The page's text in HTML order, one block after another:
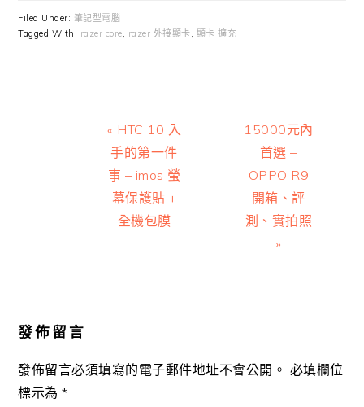
Filed Under: 筆記型電腦
Tagged With: razer core, razer 外接顯卡, 顯卡 擴充
Previous
Post:
« HTC 10 入
手的第一件
事 – imos 螢
幕保護貼 +
全機包膜
Next
Post:
15000元內
首選 –
OPPO R9
開箱、評
測、實拍照
»
發佈留言
發佈留言必須填寫的電子郵件地址不會公開。 必填欄位
標示為*